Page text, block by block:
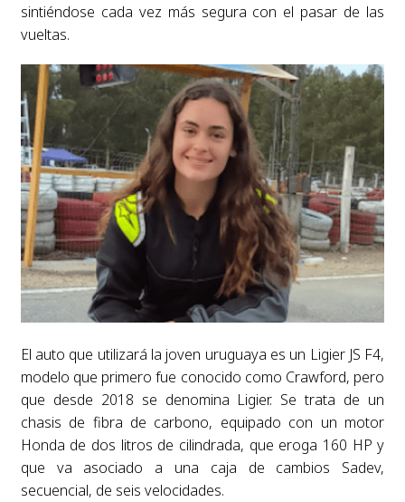
sintiéndose cada vez más segura con el pasar de las
vueltas.
El auto que utilizará la joven uruguaya es un Ligier JS F4,
modelo que primero fue conocido como Crawford, pero
que desde 2018 se denomina Ligier. Se trata de un
chasis de fibra de carbono, equipado con un motor
Honda de dos litros de cilindrada, que eroga 160 HP y
que va asociado a una caja de cambios Sadev,
secuencial, de seis velocidades.